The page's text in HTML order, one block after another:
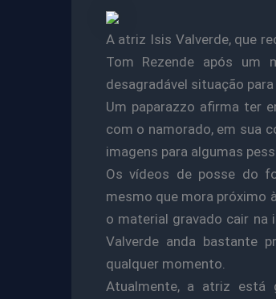
A atriz Isis Valverde, que
Tom Rezende após um
desagradável situação para
Um paparazzo afirma ter
com o namorado, em sua
imagens para algumas
Os vídeos de posse do
mesmo que mora próximo
o material gravado cair na
Valverde anda bastante
qualquer momento.
Atualmente, a atriz está